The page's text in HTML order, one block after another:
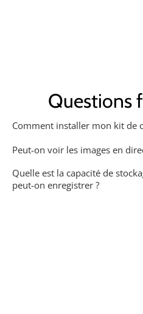
Questions
Comment installer mon kit de
Peut-on voir les images en
Quelle est la capacité de
peut-on enregistrer ?